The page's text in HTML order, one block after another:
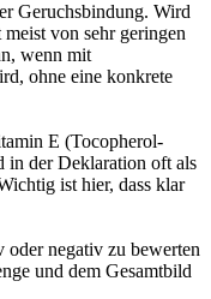
Geruchsbindung. Wird
von sehr geringen
wenn mit
ohne eine konkrete
E (Tocopherol-
in der Deklaration oft als
ist hier, dass klar
negativ zu bewerten
und dem Gesamtbild